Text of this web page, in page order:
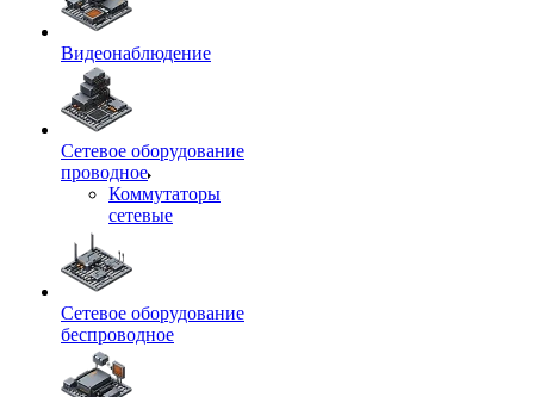
Видеонаблюдение
Сетевое оборудование
проводное
Коммутаторы
сетевые
Сетевое оборудование
беспроводное